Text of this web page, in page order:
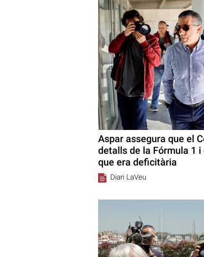
Aspar assegura que el
detalls de la Fórmula 1
que era deficitària
Diari LaVeu